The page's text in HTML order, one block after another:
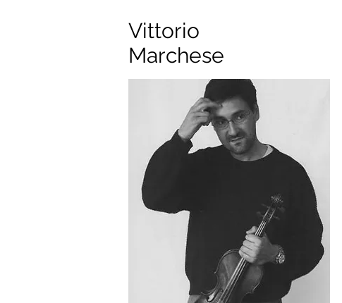
Vittorio
Marchese